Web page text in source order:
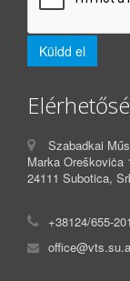
Szabadkai
Marka Oreškoviċa
24111 Subotica,
+38124/655-201